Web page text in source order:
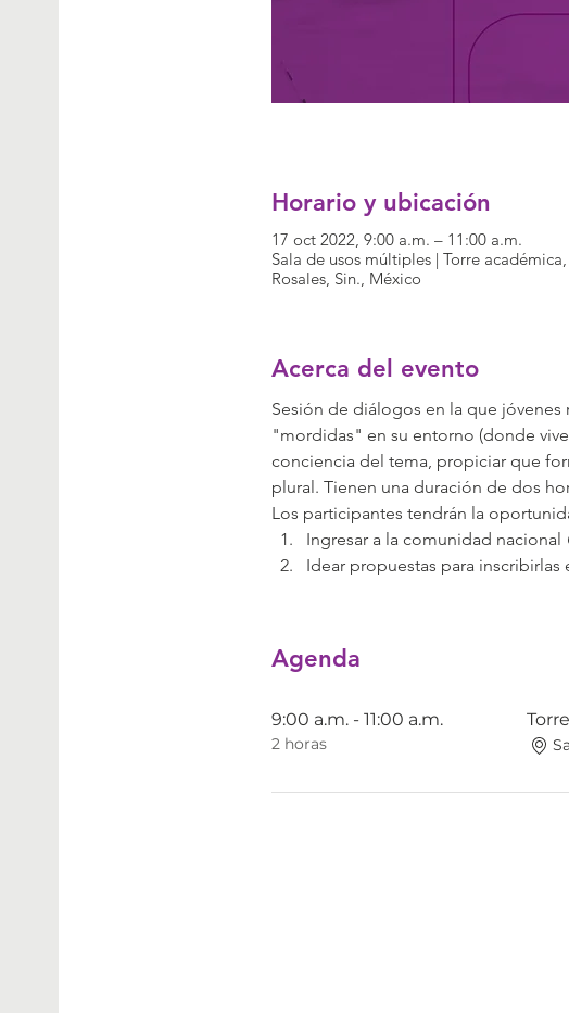
Horario y ubicación
17 oct 2022, 9:00 a.m. – 11:00 a.m.
Sala de usos múltiples | Torre
Rosales, Sin., México
Acerca del evento
Sesión de diálogos en la que
"mordidas" en su entorno (donde
conciencia del tema, propiciar que
plural. Tienen una duración de dos
Los participantes tendrán la
Ingresar a la comunidad nacional
Idear propuestas para inscribirlas
Agenda
9:00 a.m. - 11:00 a.m.
2 horas